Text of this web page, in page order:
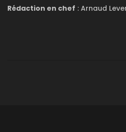
Rédaction en chef : Arnaud